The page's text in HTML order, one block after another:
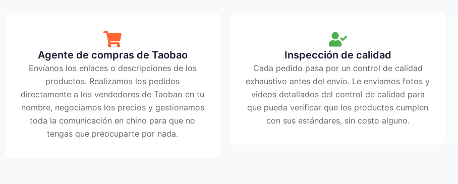
Agente de compras de Taobao
Envíanos los enlaces o descripciones de los
productos. Realizamos los pedidos
directamente a los vendedores de Taobao en tu
nombre, negociamos los precios y gestionamos
toda la comunicación en chino para que no
tengas que preocuparte por nada.
Inspección de calidad
Cada pedido pasa por un control de calidad
exhaustivo antes del envío. Le enviamos fotos y
videos detallados del control de calidad para
que pueda verificar que los productos cumplen
con sus estándares, sin costo alguno.